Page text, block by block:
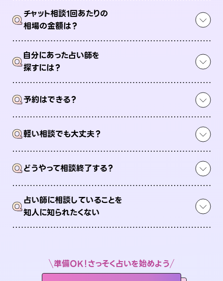
Qチャット相談1回あたりの
相場の金額は？
Q自分にあった占い師を
探すには？
Q予約はできる？
Q軽い相談でも大丈夫？
Qどうやって相談終了する？
Q占い師に相談していることを
知人に知られたくない
準備OK！さっそく占いを始めよう